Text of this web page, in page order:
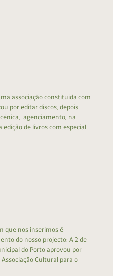
associação constituída com
por editar discos, depois
agenciamento, na
edição de livros com especial
que nos inserimos é
do nosso projecto: A 2 de
do Porto aprovou por
Cultural para o